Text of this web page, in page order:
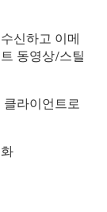
신하고 이메
동영상/스틸
클라이언트로